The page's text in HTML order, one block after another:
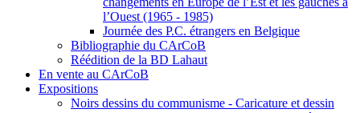
l’Ouest (1965 - 1985)
Journée des P.C. étrangers en Belgique
Bibliographie du CArCoB
Réédition de la BD Lahaut
En vente au CArCoB
Expositions
Noirs dessins du communisme - Caricature et dessin